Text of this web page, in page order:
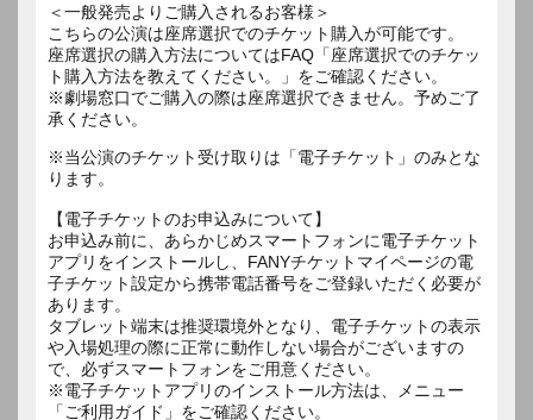
＜一般発売よりご購入されるお客様＞
こちらの公演は座席選択でのチケット購入が可能です。
座席選択の購入方法についてはFAQ「座席選択でのチケッ
ト購入方法を教えてください。」をご確認ください。
※劇場窓口でご購入の際は座席選択できません。予めご了
承ください。
※当公演のチケット受け取りは「電子チケット」のみとな
ります。
【電子チケットのお申込みについて】
お申込み前に、あらかじめスマートフォンに電子チケット
アプリをインストールし、FANYチケットマイページの電
子チケット設定から携帯電話番号をご登録いただく必要が
あります。
タブレット端末は推奨環境外となり、電子チケットの表示
や入場処理の際に正常に動作しない場合がございますの
で、必ずスマートフォンをご用意ください。
※電子チケットアプリのインストール方法は、メニュー
「ご利用ガイド」をご確認ください。